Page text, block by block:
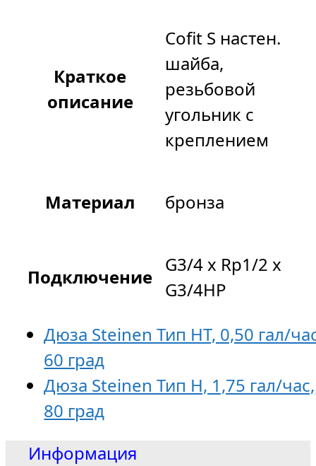
Краткое
описание
Cofit S настен.
шайба,
резьбовой
угольник с
креплением
Материал бронза
Подключение
G3/4 x Rp1/2 x
G3/4НР
Дюза Steinen Тип HT, 0,50 гал/
60 град
Дюза Steinen Тип H, 1,75 гал/час,
80 град
Информация